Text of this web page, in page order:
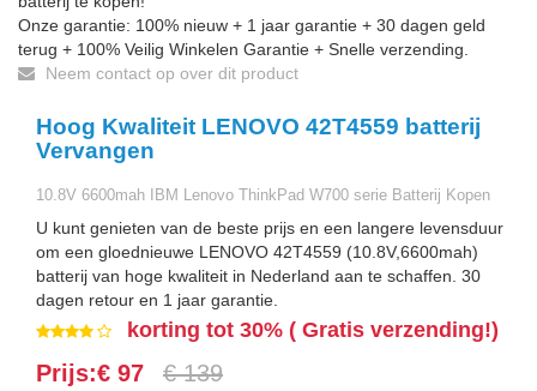
Onze garantie: 100% nieuw + 1 jaar garantie + 30 dagen geld
terug + 100% Veilig Winkelen Garantie + Snelle verzending.
Neem contact op over dit product
Hoog Kwaliteit LENOVO 42T4559 batterij
Vervangen
10.8V 6600mah IBM Lenovo ThinkPad W700 serie Batterij Kopen
U kunt genieten van de beste prijs en een langere levensduur
om een gloednieuwe LENOVO 42T4559 (10.8V,6600mah)
batterij van hoge kwaliteit in Nederland aan te schaffen. 30
dagen retour en 1 jaar garantie.
korting tot 30% ( Gratis verzending!)
Prijs:€ 97 € 139